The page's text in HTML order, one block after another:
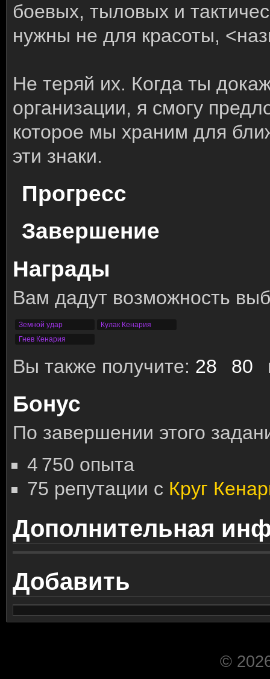
боевых, тыловых и
нужны не для красоты,
Не теряй их. Когда ты
организации, я смогу
которое мы храним для
эти знаки.
Прогресс
Завершение
Награды
Вам дадут возможность
Земной удар
Кулак Кенария
Гнев Кенария
Вы также получите: 28 80
Бонус
По завершении этого
4 750 опыта
75 репутации с Круг
Дополнительная
Добавить
©